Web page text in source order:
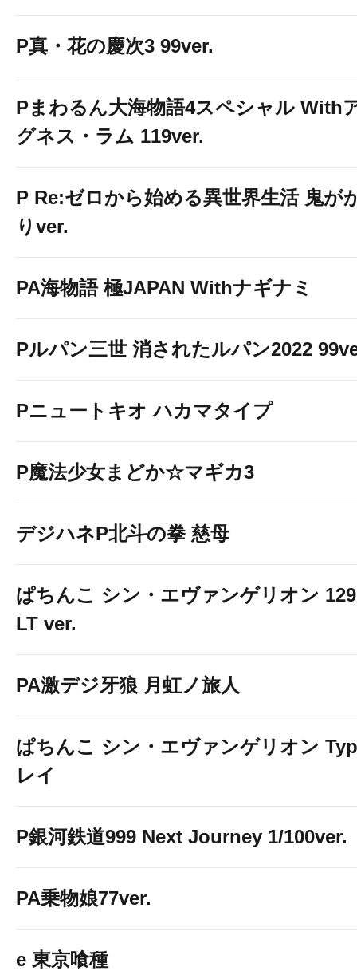
P真・花の慶次3 99ver.
Pまわるん大海物語4スペシャル With
グネス・ラム 119ver.
P Re:ゼロから始める異世界生活 鬼が
りver.
PA海物語 極JAPAN Withナギナミ
Pルパン三世 消されたルパン2022
Pニュートキオ ハカマタイプ
P魔法少女まどか☆マギカ3
デジハネP北斗の拳 慈母
ぱちんこ シン・エヴァンゲリオン 129
LT ver.
PA激デジ牙狼 月虹ノ旅人
ぱちんこ シン・エヴァンゲリオン
レイ
P銀河鉄道999 Next Journey 1/100ver.
PA乗物娘77ver.
e 東京喰種